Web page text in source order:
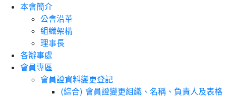
本會簡介
公會沿革
組織架構
理事長
各辦事處
會員專區
會員證資料變更登記
(綜合) 會員證變更組織、名稱、負責人及表格